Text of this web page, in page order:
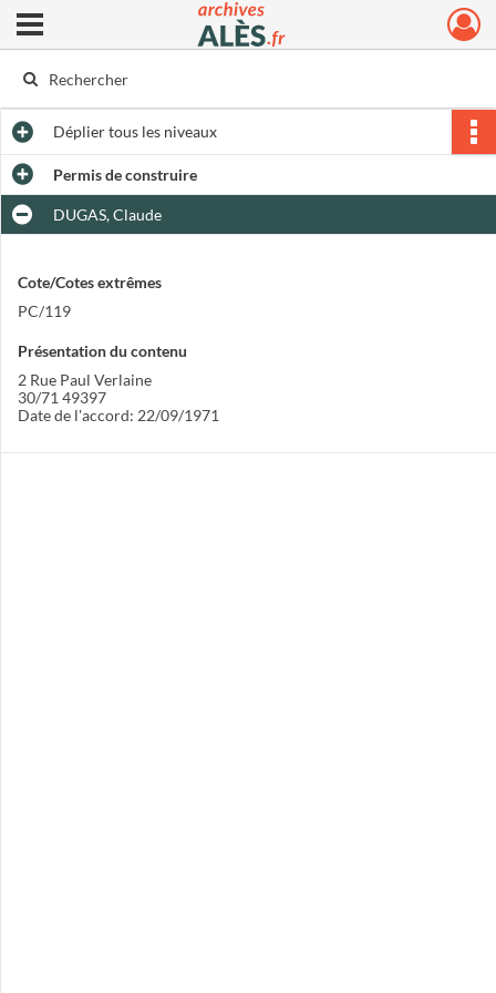
Archives municipales d'Alès
Ouvrir le menu déroulant
Dépliertous les niveaux
Permis de construire
DUGAS, Claude
Cote/Cotes extrêmes
PC/119
Présentation du contenu
2 Rue Paul Verlaine
30/71 49397
Date de l'accord: 22/09/1971